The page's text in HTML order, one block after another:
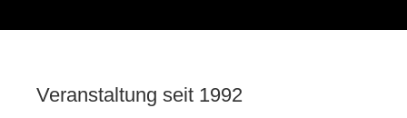
Veranstaltung seit 1992